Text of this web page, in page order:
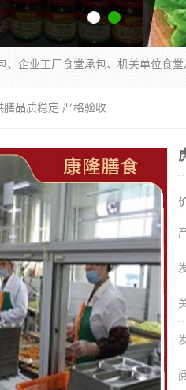
品质稳定 严格验收